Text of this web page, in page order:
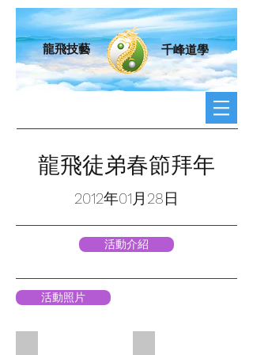
龍飛技藝 千峰道學
龍飛徒弟春節拜年
2012年01月28日
活動照片
活動介紹